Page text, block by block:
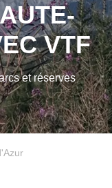
VTF
et réserves